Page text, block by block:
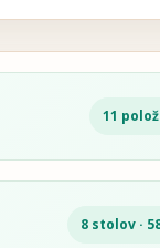
11
8 stolov ·